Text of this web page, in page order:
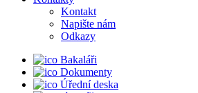
Kontakt
Napište nám
Odkazy
Bakaláři
Dokumenty
Úřední deska